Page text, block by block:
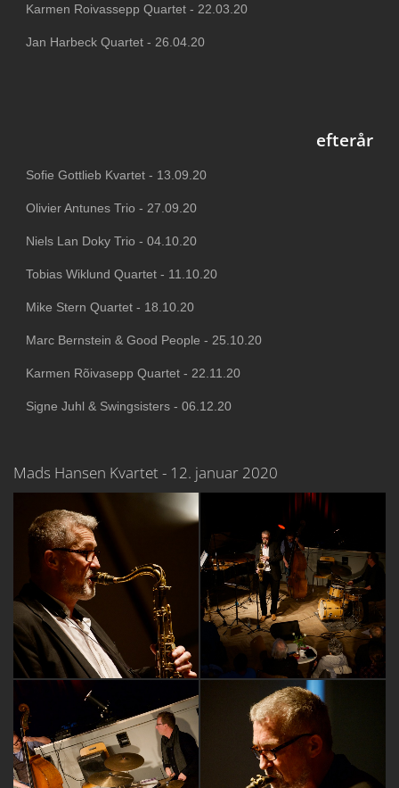
Karmen Roivassepp Quartet - 22.03.20
Jan Harbeck Quartet - 26.04.20
efterår
Sofie Gottlieb Kvartet - 13.09.20
Olivier Antunes Trio - 27.09.20
Niels Lan Doky Trio - 04.10.20
Tobias Wiklund Quartet - 11.10.20
Mike Stern Quartet - 18.10.20
Marc Bernstein & Good People - 25.10.20
Karmen Rõivasepp Quartet - 22.11.20
Signe Juhl & Swingsisters - 06.12.20
Mads Hansen Kvartet - 12. januar 2020